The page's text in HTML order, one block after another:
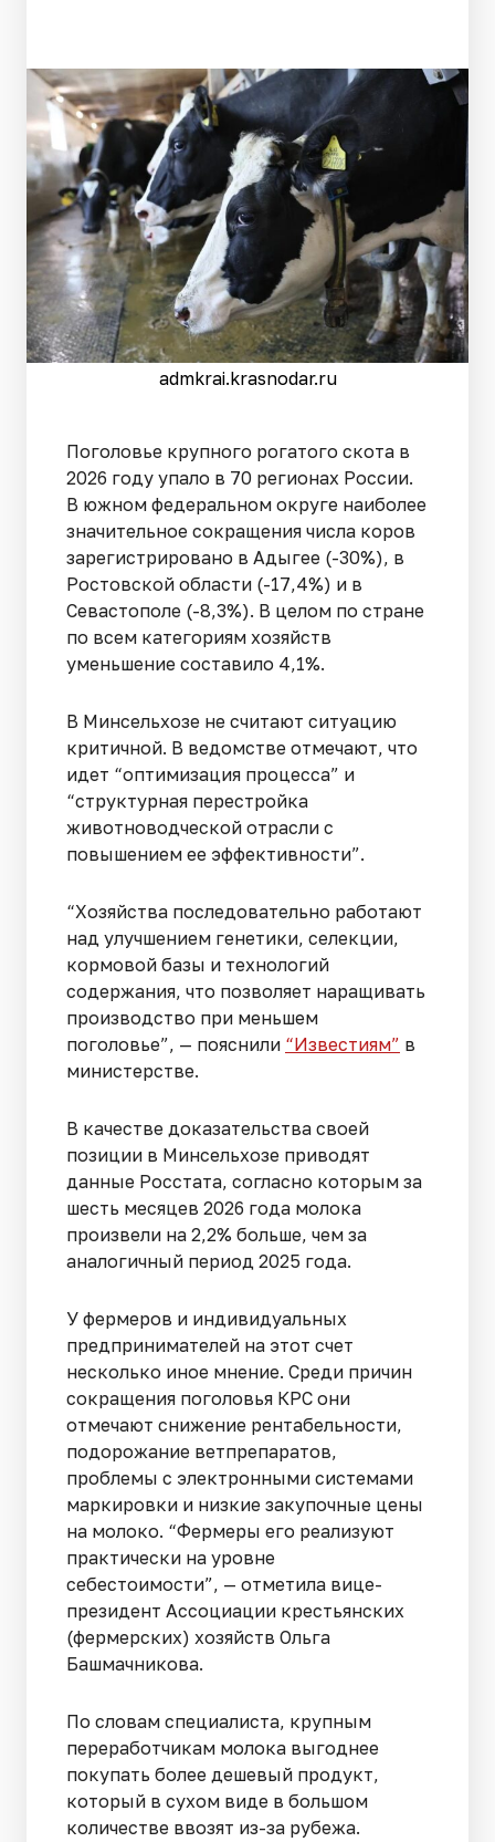
admkrai.krasnodar.ru
Поголовье крупного рогатого скота в
2026 году упало в 70 регионах России.
В южном федеральном округе наиболее
значительное сокращения числа коров
зарегистрировано в Адыгее (-30%), в
Ростовской области (-17,4%) и в
Севастополе (-8,3%). В целом по стране
по всем категориям хозяйств
уменьшение составило 4,1%.
В Минсельхозе не считают ситуацию
критичной. В ведомстве отмечают, что
идет “оптимизация процесса” и
“структурная перестройка
животноводческой отрасли с
повышением ее эффективности”.
“Хозяйства последовательно работают
над улучшением генетики, селекции,
кормовой базы и технологий
содержания, что позволяет наращивать
производство при меньшем
поголовье”, — пояснили “Известиям” в
министерстве.
В качестве доказательства своей
позиции в Минсельхозе приводят
данные Росстата, согласно которым за
шесть месяцев 2026 года молока
произвели на 2,2% больше, чем за
аналогичный период 2025 года.
У фермеров и индивидуальных
предпринимателей на этот счет
несколько иное мнение. Среди причин
сокращения поголовья КРС они
отмечают снижение рентабельности,
подорожание ветпрепаратов,
проблемы с электронными системами
маркировки и низкие закупочные цены
на молоко. “Фермеры его реализуют
практически на уровне
себестоимости”, — отметила вице-
президент Ассоциации крестьянских
(фермерских) хозяйств Ольга
Башмачникова.
По словам специалиста, крупным
переработчикам молока выгоднее
покупать более дешевый продукт,
который в сухом виде в большом
количестве ввозят из-за рубежа.